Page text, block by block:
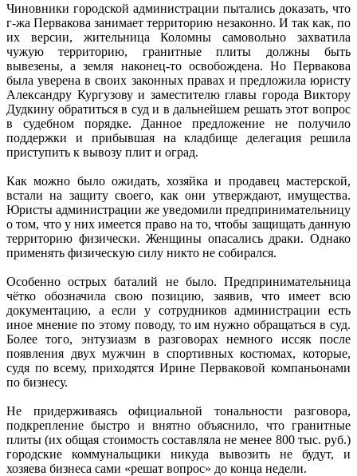
Чиновники городской администрации пытались доказать, что
г-жа Первакова занимает территорию незаконно. И так как, по
их версии, жительница Коломны самовольно захватила
чужую территорию, гранитные плиты должны быть
вывезены, а земля наконец-то освобождена. Но Первакова
была уверена в своих законных правах и предложила юристу
Александру Кургузову и заместителю главы города Виктору
Дудкину обратиться в суд и в дальнейшем решать этот вопрос
в судебном порядке. Данное предложение не получило
поддержки и прибывшая на кладбище делегация решила
приступить к вывозу плит и оград.
Как можно было ожидать, хозяйка и продавец мастерской,
встали на защиту своего, как они утверждают, имущества.
Юристы администрации же уведомили предпринимательницу
о том, что у них имеется право на то, чтобы защищать данную
территорию физически. Женщины опасались драки. Однако
применять физическую силу никто не собирался.
Особенно острых баталий не было. Предпринимательница
чётко обозначила свою позицию, заявив, что имеет всю
документацию, а если у сотрудников администрации есть
иное мнение по этому поводу, то им нужно обращаться в суд.
Более того, энтузиазм в разговорах немного иссяк после
появления двух мужчин в спортивных костюмах, которые,
судя по всему, приходятся Ирине Перваковой компаньонами
по бизнесу.
Не придерживаясь официальной тональности разговора,
подкрепление быстро и внятно объяснило, что гранитные
плиты (их общая стоимость составляла не менее 800 тыс. руб.)
городские коммунальщики никуда вывозить не будут, и
хозяева бизнеса сами «решат вопрос» до конца недели.